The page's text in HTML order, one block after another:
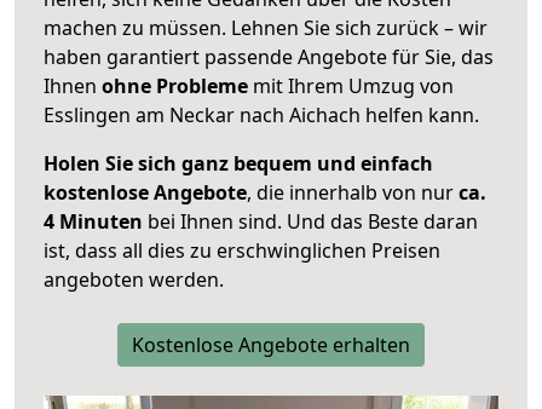
machen zu müssen. Lehnen Sie sich zurück – wir
haben garantiert passende Angebote für Sie, das
Ihnen ohne Probleme mit Ihrem Umzug von
Esslingen am Neckar nach Aichach helfen kann.
Holen Sie sich ganz bequem und einfach
kostenlose Angebote, die innerhalb von nurca.
4 Minuten bei Ihnen sind. Und das Beste daran
ist, dass all dies zu erschwinglichen Preisen
angeboten werden.
Kostenlose Angebote erhalten